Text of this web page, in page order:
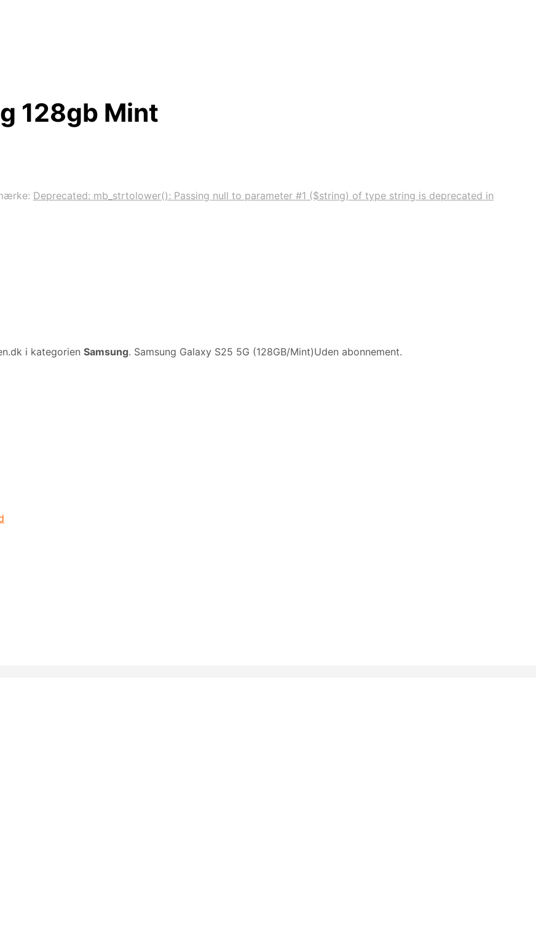
128gb Mint
Deprecated: mb_strtolower(): Passing null to parameter #1 ($string) of type string is deprecated in
i kategorien Samsung. Samsung Galaxy S25 5G (128GB/Mint)Uden abonnement.